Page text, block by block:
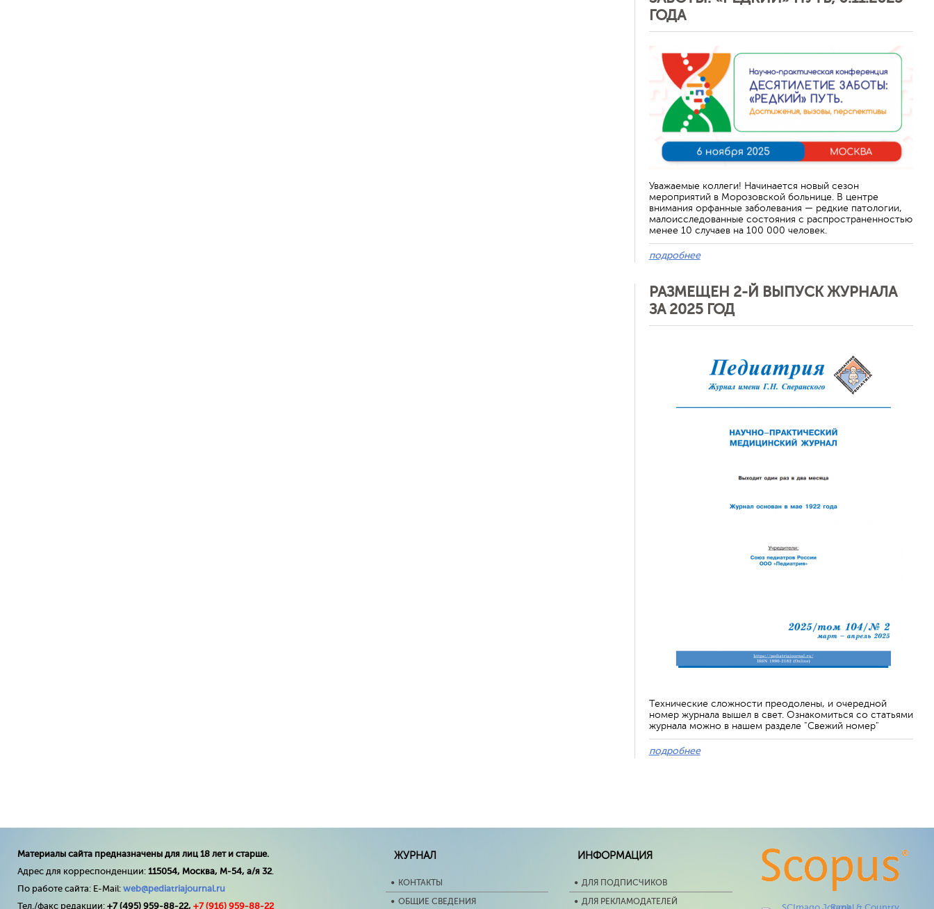
ГОДА
Уважаемые коллеги! Начинается новый сезон
мероприятий в Морозовской больнице. В центре
внимания орфанные заболевания — редкие патологии,
малоисследованные состояния с распространенностью
менее 10 случаев на 100 000 человек.
подробнее
РАЗМЕЩЕН 2-Й ВЫПУСК ЖУРНАЛА
ЗА 2025 ГОД
Технические сложности преодолены, и очередной
номер журнала вышел в свет. Ознакомиться со статьями
журнала можно в нашем разделе "Свежий номер"
подробнее
Материалы сайта предназначены для лиц 18 лет и старше.
Адрес для корреспонденции: 115054, Москва, М-54, а/я 32.
По работе сайта: E-Mail: web@pediatriajournal.ru
Тел./факс редакции: +7 (495) 959-88-22, +7 (916) 959-88-22
ЖУРНАЛ
КОНТАКТЫ
ОБЩИЕ СВЕДЕНИЯ
ИНФОРМАЦИЯ
ДЛЯ ПОДПИСЧИКОВ
ДЛЯ РЕКЛАМОДАТЕЛЕЙ
Отменить